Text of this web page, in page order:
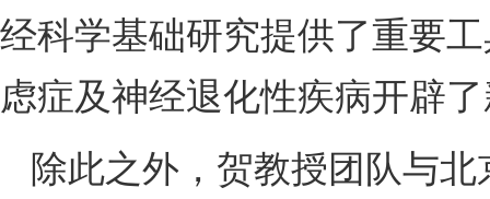
经科学基础研究提供了重要
虑症及神经退化性疾病开辟
除此之外，贺教授团队与